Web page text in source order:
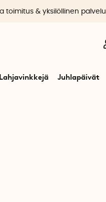
Lahjavinkkejä Juhlapäivät
toimitus & yksilöllinen palvelu